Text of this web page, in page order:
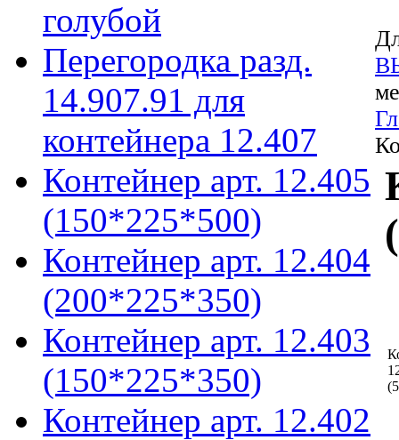
голубой
Перегородка разд.
14.907.91 для
контейнера 12.407
Контейнер арт. 12.405
(150*225*500)
Контейнер арт. 12.404
(200*225*350)
Контейнер арт. 12.403
(150*225*350)
Контейнер арт. 12.402